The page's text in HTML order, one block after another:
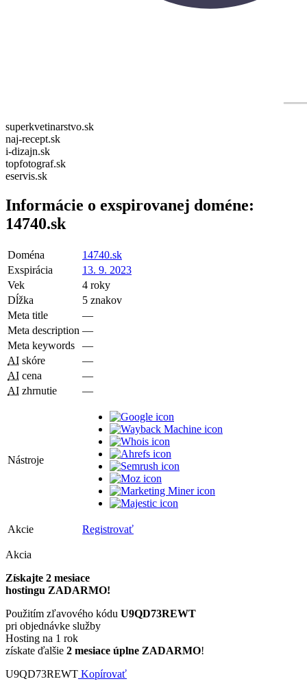
superkvetinarstvo.sk
naj-recept.sk
i-dizajn.sk
topfotograf.sk
eservis.sk
Informácie o exspirovanej doméne:
14740.sk
Doména
14740.sk
Exspirácia
13. 9. 2023
Vek
4 roky
Dĺžka
5 znakov
Meta title
—
Meta description —
Meta keywords
—
AI skóre
—
AI cena
—
AI zhrnutie —
Nástroje
Akcie Registrovať
Akcia
Získajte 2 mesiace
hostingu ZADARMO!
Použitím zľavového kódu U9QD73REWT
pri objednávke služby
Hosting na 1 rok
získate ďalšie 2 mesiace úplne ZADARMO!
U9QD73REWT Kopírovať